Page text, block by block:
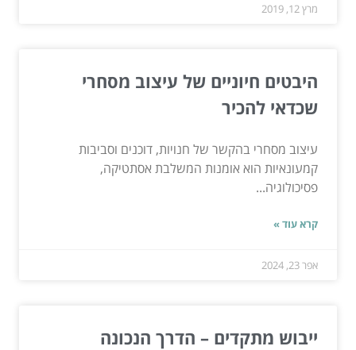
מרץ 12, 2019
היבטים חיוניים של עיצוב מסחרי
שכדאי להכיר
עיצוב מסחרי בהקשר של חנויות, דוכנים וסביבות
קמעונאיות הוא אומנות המשלבת אסתטיקה,
פסיכולוגיה...
קרא עוד »
אפר 23, 2024
ייבוש מתקדים – הדרך הנכונה